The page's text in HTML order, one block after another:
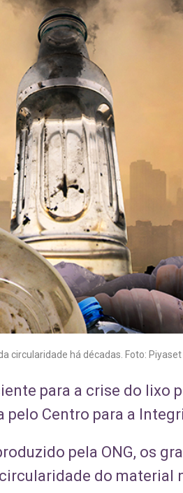
circularidade há décadas. Foto:
para a crise do lixo
Centro para a
pela ONG, os
do material